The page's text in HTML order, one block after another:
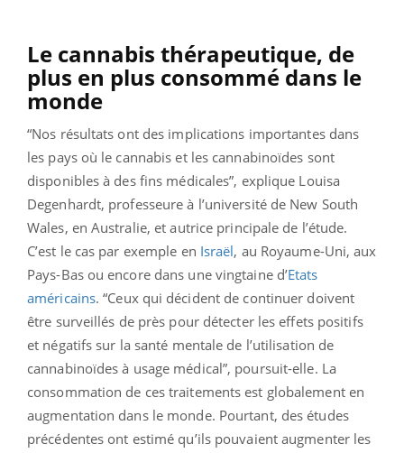
Le cannabis thérapeutique, de
plus en plus consommé dans le
monde
“Nos résultats ont des implications importantes dans
les pays où le cannabis et les cannabinoïdes sont
disponibles à des fins médicales”, explique Louisa
Degenhardt, professeure à l’université de New South
Wales, en Australie, et autrice principale de l’étude.
C’est le cas par exemple en Israël, au Royaume-Uni, aux
Pays-Bas ou encore dans une vingtaine d’Etats
américains. “Ceux qui décident de continuer doivent
être surveillés de près pour détecter les effets positifs
et négatifs sur la santé mentale de l’utilisation de
cannabinoïdes à usage médical”, poursuit-elle. La
consommation de ces traitements est globalement en
augmentation dans le monde. Pourtant, des études
précédentes ont estimé qu’ils pouvaient augmenter les